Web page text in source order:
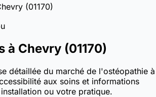
(01170)
à Chevry (01170)
détaillée du marché de l'ostéopathie à
aux soins et informations
ou votre pratique.